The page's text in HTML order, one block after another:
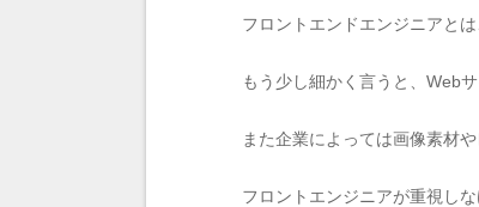
フロントエンドエンジニアと
もう少し細かく言うと、Web
また企業によっては画像素材
フロントエンジニアが重視し